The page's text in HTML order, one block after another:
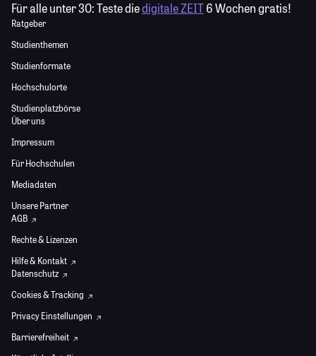
Für alle unter 30:Teste diedigitale ZEIT6 Wochen gratis!
Ratgeber
Studienthemen
Studienformate
Hochschulorte
Studienplatzbörse
Über uns
Impressum
Für Hochschulen
Mediadaten
Unsere Partner
AGB
Rechte & Lizenzen
Hilfe & Kontakt
Datenschutz
Cookies & Tracking
Privacy Einstellungen
Barrierefreiheit